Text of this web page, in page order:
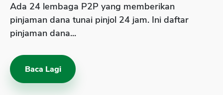
Asuransi Kesehatan
Asuransi Syariah
Ada 24 lembaga P2P yang memberikan
pinjaman dana tunai pinjol 24 jam. Ini daftar
pinjaman dana...
Baca Lagi